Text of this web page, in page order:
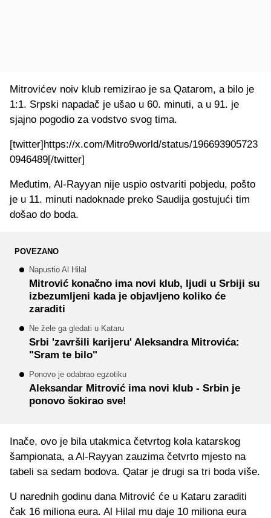
Mitrovićev noiv klub remizirao je sa Qatarom, a bilo je
1:1. Srpski napadač je ušao u 60. minuti, a u 91. je
sjajno pogodio za vodstvo svog tima.
[twitter]https://x.com/Mitro9world/status/196693905723
0946489[/twitter]
Međutim, Al-Rayyan nije uspio ostvariti pobjedu, pošto
je u 11. minuti nadoknade preko Saudija gostujući tim
došao do boda.
POVEZANO
Napustio Al Hilal
Mitrović konačno ima novi klub, ljudi u Srbiji su
izbezumljeni kada je objavljeno koliko će
zaraditi
Ne žele ga gledati u Kataru
Srbi 'završili karijeru' Aleksandra Mitrovića:
"Sram te bilo"
Ponovo je odabrao egzotiku
Aleksandar Mitrović ima novi klub - Srbin je
ponovo šokirao sve!
Inače, ovo je bila utakmica četvrtog kola katarskog
šampionata, a Al-Rayyan zauzima četvrto mjesto na
tabeli sa sedam bodova. Qatar je drugi sa tri boda više.
U narednih godinu dana Mitrović će u Kataru zaraditi
čak 16 miliona eura. Al Hilal mu daje 10 miliona eura